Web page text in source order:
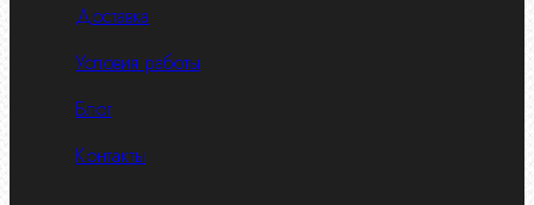
Доставка
Условия работы
Блог
Контакты